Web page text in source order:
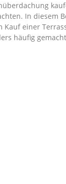
In diesem
Kauf einer
häufig